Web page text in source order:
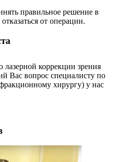
правильное решение в
от операции.
Вас вопрос специалисту по
хирургу) у нас